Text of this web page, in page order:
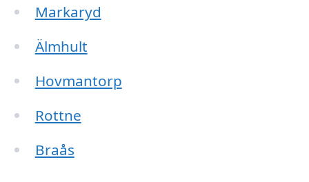
Markaryd
Älmhult
Hovmantorp
Rottne
Braås